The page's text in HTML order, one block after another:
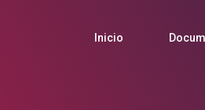
Inicio